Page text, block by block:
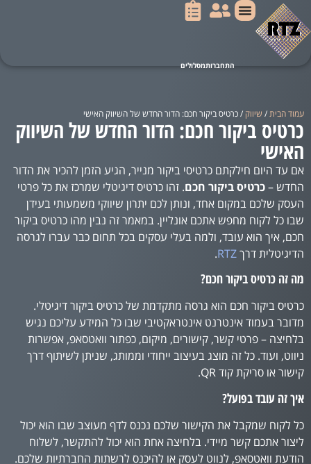
עמוד הבית/ שיווק / כרטיס ביקור חכם: הדור החדש של השיווק האישי
כרטיס ביקור חכם: הדור החדש של השיווק
האישי
אם עד היום חילקתם כרטיסי ביקור מנייר, הגיע הזמן להכיר את הדור
החדש –כרטיס ביקור חכם. זהו כרטיס דיגיטלי שמרכז את כל פרטי
העסק שלכם במקום אחד, ונותן לכם יתרון שיווקי משמעותי בעידן
שבו כל לקוח מחפש אתכם אונליין. במאמר זה נבין מהו כרטיס ביקור
חכם, איך הוא עובד, ולמה בעלי עסקים בכל תחום כבר עברו לגרסה
הדיגיטלית דרךRTZ
.
מה זה כרטיס ביקור חכם?
כרטיס ביקור חכם הוא גרסה מתקדמת של כרטיס ביקור דיגיטלי.
מדובר בעמוד אינטרנט אינטראקטיבי שבו כל המידע עליכם נגיש
בלחיצה – פרטי קשר, קישורים, מיקום, כפתור וואטסאפ, אפשרות
ניווט, ועוד. כל זה מוצג בעיצוב ייחודי וממותג, שניתן לשיתוף דרך
קישור או סריקת קוד QR.
איך זה עובד בפועל?
כל לקוח שמקבל את הקישור שלכם נכנס לדף מעוצב שבו הוא יכול
ליצור אתכם קשר מיידי. בלחיצה אחת הוא יכול להתקשר, לשלוח
הודעת וואטסאפ, לנווט לעסק או להיכנס לרשתות החברתיות שלכם.